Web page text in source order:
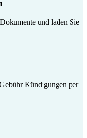
und laden Sie
Kündigungen per